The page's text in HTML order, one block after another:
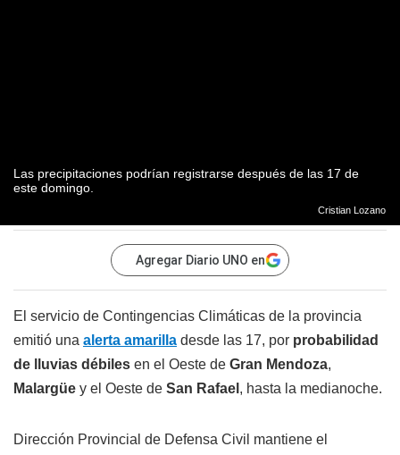
Las precipitaciones podrían registrarse después de las 17 de
este domingo.
Cristian Lozano
Agregar Diario UNO en
El servicio de Contingencias Climáticas de la provincia
emitió una alerta amarilla desde las 17, por probabilidad
de lluvias débiles en el Oeste de Gran Mendoza,
Malargüe y el Oeste de San Rafael , hasta la medianoche.
Dirección Provincial de Defensa Civil mantiene el